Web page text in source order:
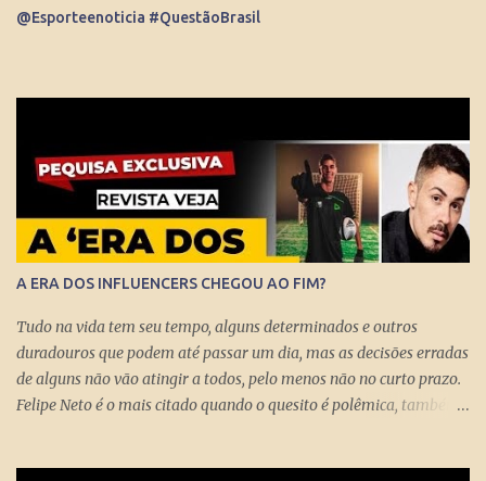
dos principais repórteres, fazendo matérias especiais para o Jornal
@Esporteenoticia #QuestãoBrasil
A ERA DOS INFLUENCERS CHEGOU AO FIM?
Tudo na vida tem seu tempo, alguns determinados e outros
duradouros que podem até passar um dia, mas as decisões erradas
de alguns não vão atingir a todos, pelo menos não no curto prazo.
Felipe Neto é o mais citado quando o quesito é polêmica, também